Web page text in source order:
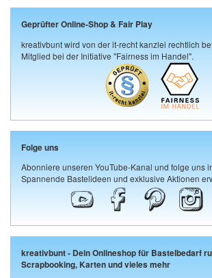
Geprüfter Online-Shop & Fair Play
kreativbunt wird von der it-recht kanzlei rechtlich
Mitglied bei der Initiative "Fairness im Handel".
Folge uns
Abonniere unseren YouTube-Kanal und folge uns
Spannende Bastelideen und exklusive Aktionen
kreativbunt - Dein Onlineshop für Bastelbedarf
Scrapbooking, Karten und vieles mehr